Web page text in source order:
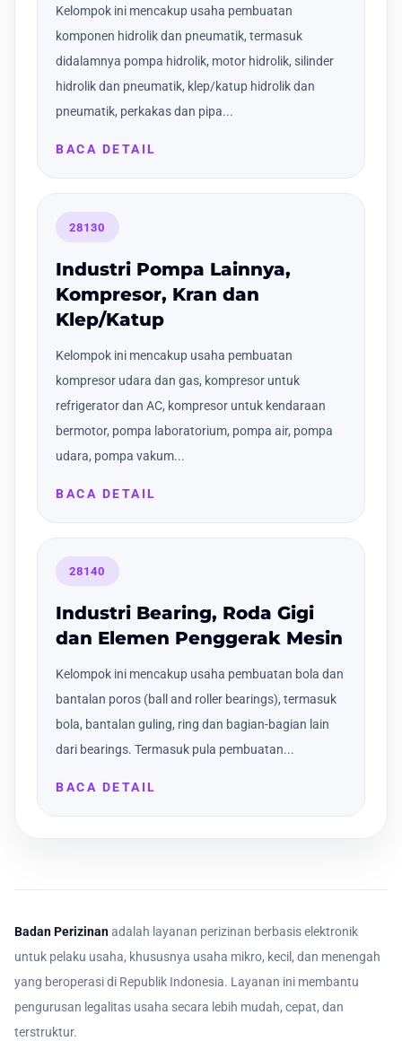
Kelompok ini mencakup usaha pembuatan
komponen hidrolik dan pneumatik, termasuk
didalamnya pompa hidrolik, motor hidrolik, silinder
hidrolik dan pneumatik, klep/katup hidrolik dan
pneumatik, perkakas dan pipa...
BACA DETAIL
28130
Industri Pompa Lainnya,
Kompresor, Kran dan
Klep/Katup
Kelompok ini mencakup usaha pembuatan
kompresor udara dan gas, kompresor untuk
refrigerator dan AC, kompresor untuk kendaraan
bermotor, pompa laboratorium, pompa air, pompa
udara, pompa vakum...
BACA DETAIL
28140
Industri Bearing, Roda Gigi
dan Elemen Penggerak Mesin
Kelompok ini mencakup usaha pembuatan bola dan
bantalan poros (ball and roller bearings), termasuk
bola, bantalan guling, ring dan bagian-bagian lain
dari bearings. Termasuk pula pembuatan...
BACA DETAIL
Badan Perizinanadalah layanan perizinan berbasis elektronik
untuk pelaku usaha, khususnya usaha mikro, kecil, dan menengah
yang beroperasi di Republik Indonesia. Layanan ini membantu
pengurusan legalitas usaha secara lebih mudah, cepat, dan
terstruktur.